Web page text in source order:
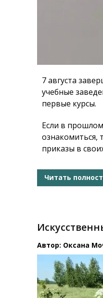
7 августа
учебные
первые курсы.
Если в
ознакомиться,
приказы в
Читать
Автор: Оксана